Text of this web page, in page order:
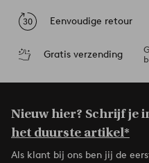
Eenvoudige retour
Gratis verzending
Nieuw hier? Schrijf je
het duurste artikel*
Als klant bij ons ben jij de